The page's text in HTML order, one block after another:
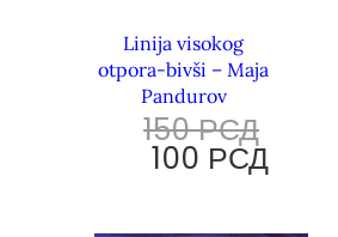
Linija visokog
otpora-bivši – Maja
Pandurov
150РСД
100 РСД